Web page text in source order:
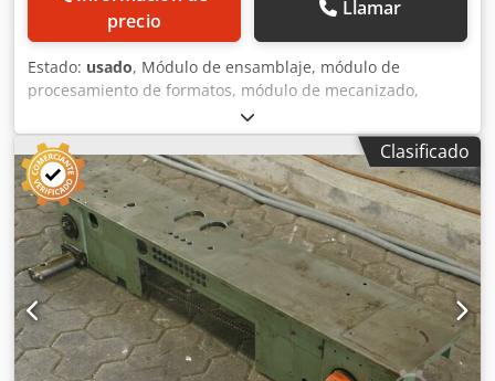
precio
Llamar
Estado: usado, Módulo de ensamblaje, módulo de
procesamiento de formatos, módulo de mecanizado,
módulo de fresado, módulo de fresado de perfiles, módulo
de fresado para ensamblaje, módulo de corte, perfilador
de doble extremo, máquina de procesamiento de cantos,
motor de ranurado, motor de mecanizado, motor de
fresado para máquina de procesamiento de cantos -
Fabricante: Homag, módulo de corte de máquina de
encolado de cantos BRANDT KM 35 -Motor: Homag, tipo LF-
40-L -Potencia: 0,27 kW / 12 000 RPM -Voltaje: 220 V /
200 Hz Cedpfx Aegy T I Tom Toha -Disco de sierra: Ø
90 mm -Componentes neumáticos: Bosch -Componentes
individuales: ver fotos -Dimensiones totales: 500/370/A
680 mm -Peso: 26 kg
Clasificado